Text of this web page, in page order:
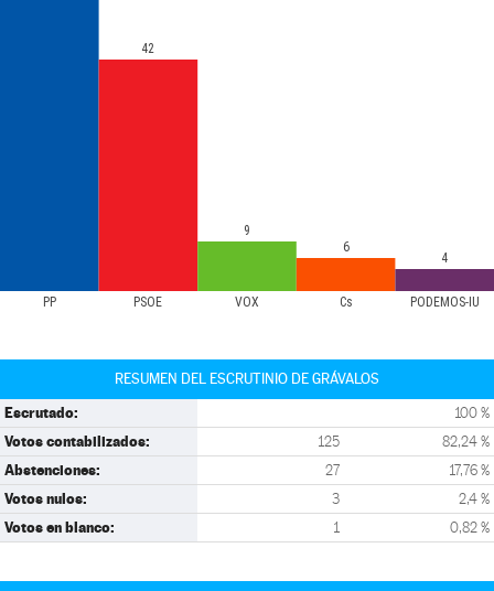
PP PSOE VOX Cs PODEMOS-IU
42
9
6
4
RESUMEN DEL ESCRUTINIO DE GRÁVALOS
Escrutado: 100 %
Votos contabilizados: 125 82,24 %
Abstenciones: 27 17,76 %
Votos nulos: 3 2,4 %
Votos en blanco: 1 0,82 %